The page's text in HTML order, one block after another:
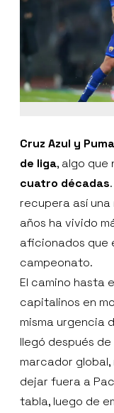
Cruz Azul y
de liga, algo que
cuatro décadas
recupera así
años ha vivido
aficionados que
campeonato.
El camino hasta
capitalinos en
misma urgencia
llegó después
marcador
dejar fuera a
tabla, luego de